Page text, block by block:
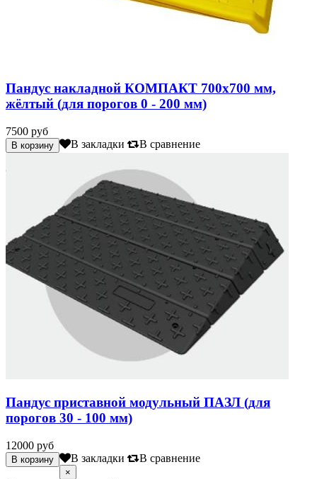
Пандус накладной КОМПАКТ 700х700 мм,
жёлтый (для порогов 0 - 200 мм)
7500 руб
В закладки В сравнение
Пандус приставной модульный ПАЗЛ (для
порогов 30 - 100 мм)
12000 руб
В закладки В сравнение
×